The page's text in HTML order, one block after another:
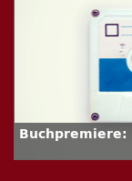
Buchpremiere: